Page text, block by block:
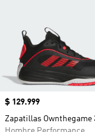
Precio
$ 129.999
Zapatillas Ownthegame